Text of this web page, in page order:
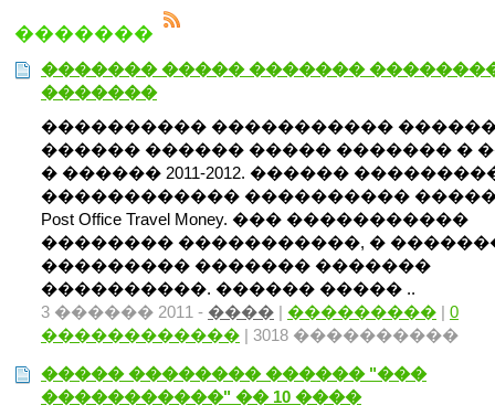
�������
������� ����� �������
�������
���������� �����������
������ ������ ����� ������� �
� ������ 2011-2012. ������
������������ ����������
Post Office Travel Money. ��� �����������
�������� �����������, �
��������� ������� �������
����������. ������ ����� ..
3 ������ 2011 - ���� | ��������� | 0
������������ | 3018 ����������
����� �������� ������ "���
�����������" �� 10 ����